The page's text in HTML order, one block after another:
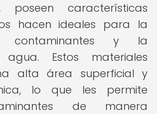
poseen características
hacen ideales para la
contaminantes y la
Estos materiales
alta área superficial y
lo que les permite
de manera